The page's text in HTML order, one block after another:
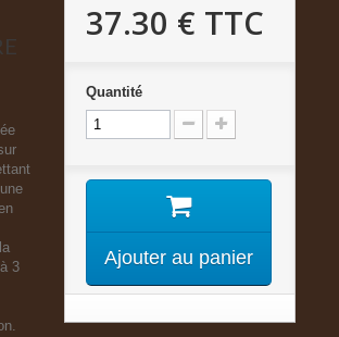
3
37.30 € TTC
Quantité
Ajouter au panier